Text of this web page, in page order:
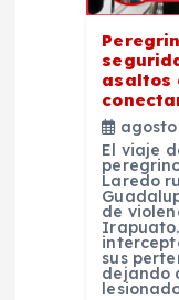
asaltos
agosto
El viaje
Laredo
de
sus
dejando